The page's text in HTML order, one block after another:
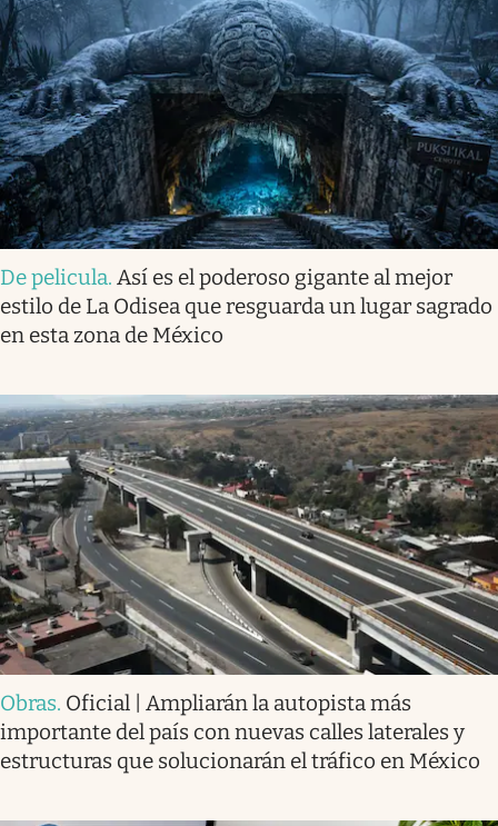
De pelicula. Así es el poderoso gigante al mejor
estilo de La Odisea que resguarda un lugar sagrado
en esta zona de México
Obras. Oficial | Ampliarán la autopista más
importante del país con nuevas calles laterales y
estructuras que solucionarán el tráfico en México